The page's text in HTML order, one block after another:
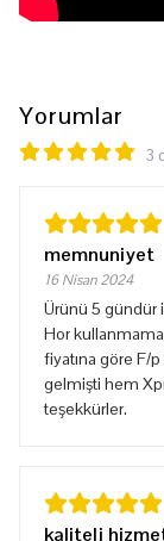
Yorumlar
3
memnuniyet
16 Nisan 2024
Ürünü 5 gündür
Hor
fiyatına göre F/p
gelmişti hem
teşekkürler.
kaliteli